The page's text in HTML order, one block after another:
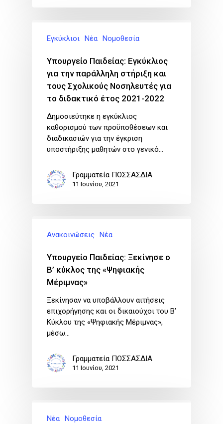
Εγκύκλιοι Νέα Νομοθεσία
Υπουργείο Παιδείας: Εγκύκλιος
για την παράλληλη στήριξη και
τους Σχολικούς Νοσηλευτές για
το διδακτικό έτος 2021-2022
Δημοσιεύτηκε η εγκύκλιος
καθορισμού των προϋποθέσεων και
διαδικασιών για την έγκριση
υποστήριξης μαθητών στο γενικό…
Γραμματεία ΠΟΣΣΑΣΔΙΑ
11 Ιουνίου, 2021
Ανακοινώσεις Νέα
Υπουργείο Παιδείας: Ξεκίνησε ο
Β’ κύκλος της «Ψηφιακής
Μέριμνας»
Ξεκίνησαν να υποβάλλουν αιτήσεις
επιχορήγησης και οι δικαιούχοι του Β’
Κύκλου της «Ψηφιακής Μέριμνας»,
μέσω…
Γραμματεία ΠΟΣΣΑΣΔΙΑ
11 Ιουνίου, 2021
Νέα Νομοθεσία